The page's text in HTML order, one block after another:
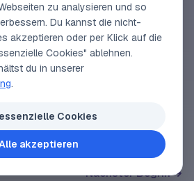
Schiff steuert und
Nächster Begriff
zu analysieren und so
Du kannst die nicht-
akzeptieren oder per Klick auf die
Cookies" ablehnen.
du in unserer
.
Cookies
akzeptieren